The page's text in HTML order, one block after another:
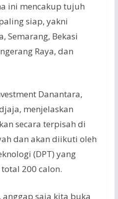
ini mencakup tujuh
siap, yakni
Semarang, Bekasi
Raya, dan
Danantara,
menjelaskan
secara terpisah di
dan akan diikuti oleh
(DPT) yang
200 calon.
anggap saja kita buka